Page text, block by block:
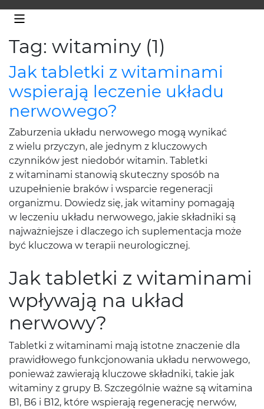
Tag: witaminy (1)
Jak tabletki z witaminami
wspierają leczenie układu
nerwowego?
Zaburzenia układu nerwowego mogą wynikać
z wielu przyczyn, ale jednym z kluczowych
czynników jest niedobór witamin. Tabletki
z witaminami stanowią skuteczny sposób na
uzupełnienie braków i wsparcie regeneracji
organizmu. Dowiedz się, jak witaminy pomagają
w leczeniu układu nerwowego, jakie składniki są
najważniejsze i dlaczego ich suplementacja może
być kluczowa w terapii neurologicznej.
Jak tabletki z witaminami
wpływają na układ
nerwowy?
Tabletki z witaminami mają istotne znaczenie dla
prawidłowego funkcjonowania układu nerwowego,
ponieważ zawierają kluczowe składniki, takie jak
witaminy z grupy B. Szczególnie ważne są witamina
B1, B6 i B12, które wspierają regenerację nerwów,